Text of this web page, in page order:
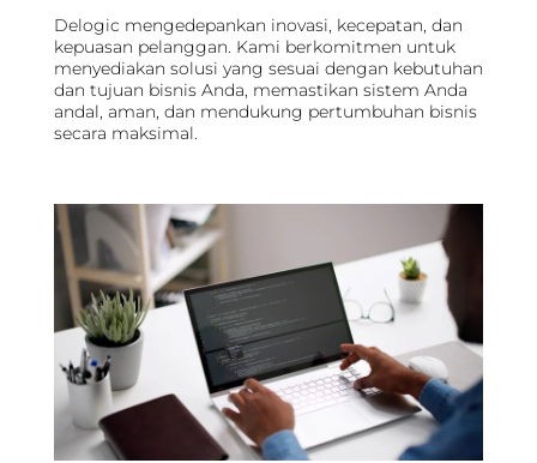
Delogic mengedepankan inovasi, kecepatan, dan
kepuasan pelanggan. Kami berkomitmen untuk
menyediakan solusi yang sesuai dengan kebutuhan
dan tujuan bisnis Anda, memastikan sistem Anda
andal, aman, dan mendukung pertumbuhan bisnis
secara maksimal.